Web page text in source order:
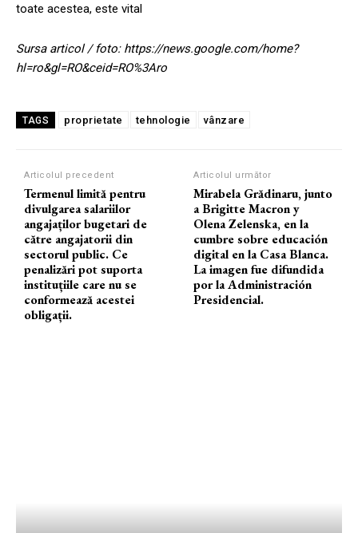
toate acestea, este vital
Sursa articol / foto: https://news.google.com/home?
hl=ro&gl=RO&ceid=RO%3Aro
TAGS proprietate tehnologie vânzare
Articolul precedent
Termenul limită pentru
divulgarea salariilor
angajaților bugetari de
către angajatorii din
sectorul public. Ce
penalizări pot suporta
instituțiile care nu se
conformează acestei
obligații.
Articolul următor
Mirabela Grădinaru, junto
a Brigitte Macron y
Olena Zelenska, en la
cumbre sobre educación
digital en la Casa Blanca.
La imagen fue difundida
por la Administración
Presidencial.